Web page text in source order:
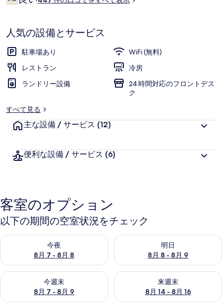
ラ
リ
ー
で
す
コ
10段階中7.8
人気の設備とサービス
駐車場あり
WiFi (無料)
レストラン
冷房
ランドリー設備
24 時間対応のフロントデス
ク
すべて見る
主な設備 / サービス (12)
便利な設備 / サービス (6)
客室のオプション
以下の期間の空室状況をチェック
今夜
8月 7 - 8月 8
今夜 8月 7 - 8月 8 の空室状況をチェック
明日
8月 8 - 8月 9
明日 8月 8 - 8月 9 の空室状況
今週末
8月 7 - 8月 9
今週末 8月 7 - 8月 9 の空室状況をチェック
来週末
8月 14 - 8月 16
来週末 8月 14 - 8月 16 の空室